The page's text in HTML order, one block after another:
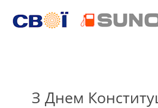
З Днем